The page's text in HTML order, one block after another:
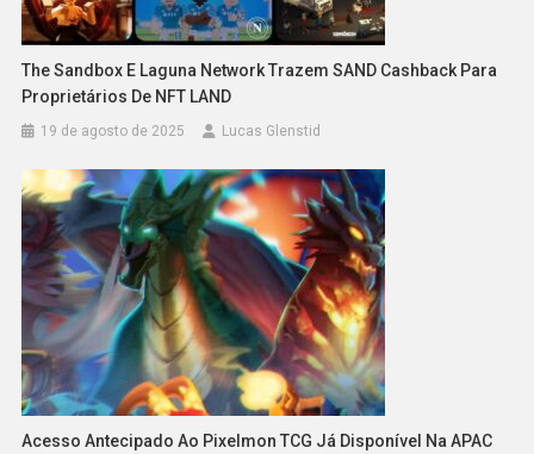
The Sandbox E Laguna Network Trazem SAND Cashback Para
Proprietários De NFT LAND
19 de agosto de 2025 Lucas Glenstid
Acesso Antecipado Ao Pixelmon TCG Já Disponível Na APAC